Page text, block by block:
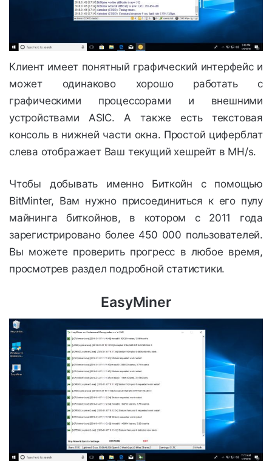
Клиент имеет понятный графический интерфейс и
может одинаково хорошо работать с
графическими процессорами и внешними
устройствами ASIC. А также есть текстовая
консоль в нижней части окна. Простой циферблат
слева отображает Ваш текущий хешрейт в MH/s.
Чтобы добывать именно Биткойн с помощью
BitMinter, Вам нужно присоединиться к его пулу
майнинга биткойнов, в котором с 2011 года
зарегистрировано более 450 000 пользователей.
Вы можете проверить прогресс в любое время,
просмотрев раздел подробной статистики.
EasyMiner